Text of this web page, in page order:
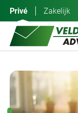
inhoud
Privé Zakelijk